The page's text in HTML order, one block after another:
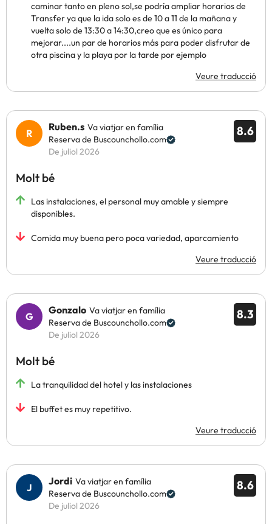
caminar tanto en pleno sol,se podría ampliar horarios de
Transfer ya que la ida solo es de 10 a 11 de la mañana y
vuelta solo de 13:30 a 14:30,creo que es único para
mejorar....un par de horarios más para poder disfrutar de
otra piscina y la playa por la tarde por ejemplo
Veure traducció
8.6
Ruben.s Va viatjar en família
Reserva de Buscounchollo.com
De juliol 2026
Molt bé
Las instalaciones, el personal muy amable y siempre
disponibles.
Comida muy buena pero poca variedad, aparcamiento
Veure traducció
8.3
Gonzalo Va viatjar en família
Reserva de Buscounchollo.com
De juliol 2026
Molt bé
La tranquilidad del hotel y las instalaciones
El buffet es muy repetitivo.
Veure traducció
8.6
Jordi Va viatjar en família
Reserva de Buscounchollo.com
De juliol 2026